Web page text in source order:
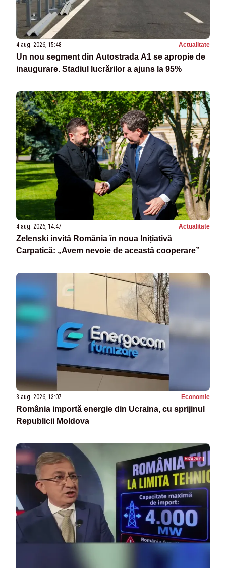
4 aug. 2026, 15:48 Actualitate
Un nou segment din Autostrada A1 se apropie de
inaugurare. Stadiul lucrărilor a ajuns la 95%
4 aug. 2026, 14:47 Actualitate
Zelenski invită România în noua Inițiativă
Carpatică: „Avem nevoie de această cooperare”
3 aug. 2026, 13:07 Economie
România importă energie din Ucraina, cu sprijinul
Republicii Moldova